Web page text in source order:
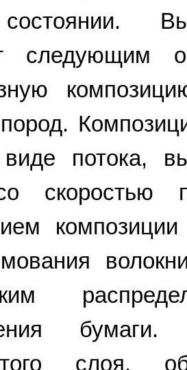
следующим
потока,
скоростью
бумаги.
слоя,